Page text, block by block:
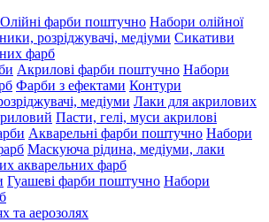
Олійні фарби поштучно Набори олійної
розріджувачі, медіуми Сикативи
фарб
Акрилові фарби поштучно Набори
Фарби з ефектами Контури
медіуми Лаки для акрилових
Пасти, гелі, муси акрилові
Акварельні фарби поштучно Набори
Маскуюча рідина, медіуми, лаки
акварельних фарб
Гуашеві фарби поштучно Набори
та аерозолях